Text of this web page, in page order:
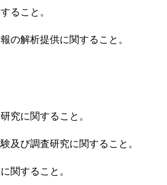
ること。
の解析提供に関すること。
究に関すること。
及び調査研究に関すること。
関すること。